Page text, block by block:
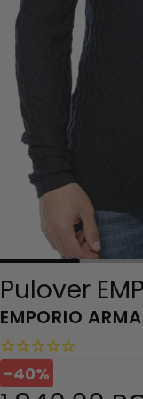
Pulover
EMPORIO
-40%